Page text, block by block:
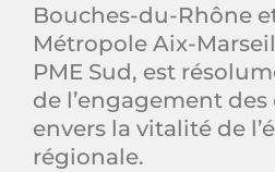
Bouches-du-Rhône
Métropole Aix-
PME Sud, est
de l’engagement
envers la vitalité de
régionale.